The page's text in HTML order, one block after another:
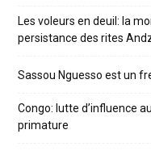
Les voleurs en deuil: la
persistance des rites
Sassou Nguesso est un
Congo: lutte d’influence
primature